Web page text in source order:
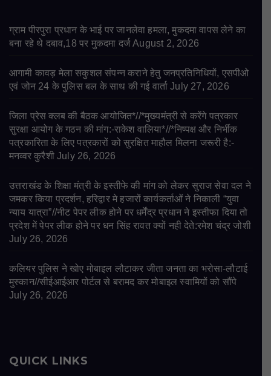
ग्राम पीरपुरा प्रधान के भाई पर जानलेवा हमला, मुकदमा वापस लेने का
बना रहे थे दबाव,18 पर मुकदमा दर्ज August 2, 2026
आगामी कावड़ मेला सकुशल संपन्न कराने हेतु जनप्रतिनिधियों, एसपीओ
एवं जोन 24 के पुलिस बल के साथ की गई वार्ता July 27, 2026
जिला प्रेस क्लब की बैठक आयोजित*//*मुख्यमंत्री से करेंगे पत्रकार
सुरक्षा आयोग के गठन की मांग:-राकेश वालिया*//*निष्पक्ष और निर्भीक
पत्रकारिता के लिए पत्रकारों को सुरक्षित माहौल मिलना जरूरी है:-
मनव्वर कुरैशी July 26, 2026
उत्तराखंड के शिक्षा मंत्री के इस्तीफे की मांग को लेकर सुराज सेवा दल ने
जमकर किया प्रदर्शन, हरिद्वार मे हजारों कार्यकर्ताओं ने निकाली “युवा
न्याय यात्रा”//नीट पेपर लीक होने पर धर्मेंद्र प्रधान ने इस्तीफा दिया तो
प्रदेश में पेपर लीक होने पर धन सिंह रावत क्यों नही देते:रमेश चंद्र जोशी
July 26, 2026
कलियर पुलिस ने खोए मोबाइल लौटाकर जीता जनता का भरोसा-लौटाई
मुस्कान//सीईआईआर पोर्टल से बरामद कर मोबाइल स्वामियों को सौंपे
July 26, 2026
QUICK LINKS